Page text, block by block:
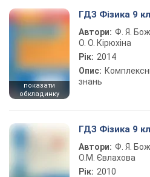
показати
обкладинку
ГДЗ Фізика 9
Автори: Ф. Я.
О. О. Кірюхіна
Рік: 2014
Опис:
знань
ГДЗ Фізика 9
Автори: Ф. Я.
О.М. Євлахова
Рік: 2010